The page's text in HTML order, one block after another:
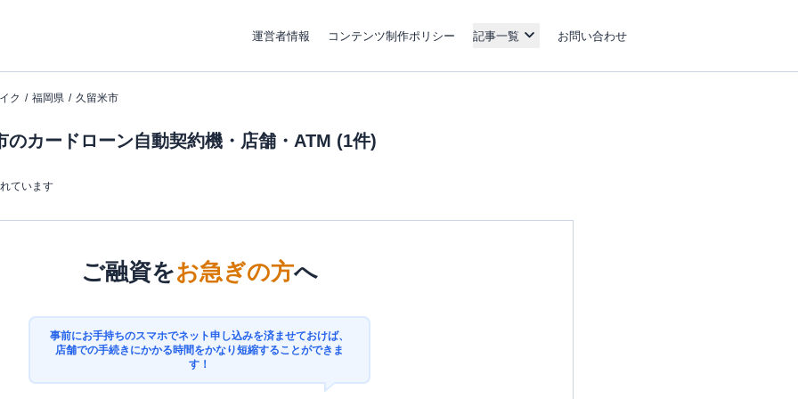
運営者情報 コンテンツ制作ポリシー 記事一覧 お問い合わせ
ク 福岡県 久留米市
のカードローン自動契約機・店舗・ATM (1件)
ています
ご融資をお急ぎの方へ
事前にお手持ちのスマホでネット申し込みを済ませておけば、
店舗での手続きにかかる時間をかなり短縮することができま
す！